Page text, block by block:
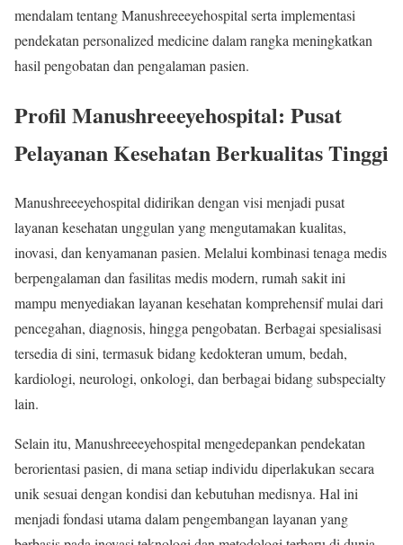
mendalam tentang Manushreeeyehospital serta implementasi
pendekatan personalized medicine dalam rangka meningkatkan
hasil pengobatan dan pengalaman pasien.
Profil Manushreeeyehospital: Pusat
Pelayanan Kesehatan Berkualitas Tinggi
Manushreeeyehospital didirikan dengan visi menjadi pusat
layanan kesehatan unggulan yang mengutamakan kualitas,
inovasi, dan kenyamanan pasien. Melalui kombinasi tenaga medis
berpengalaman dan fasilitas medis modern, rumah sakit ini
mampu menyediakan layanan kesehatan komprehensif mulai dari
pencegahan, diagnosis, hingga pengobatan. Berbagai spesialisasi
tersedia di sini, termasuk bidang kedokteran umum, bedah,
kardiologi, neurologi, onkologi, dan berbagai bidang subspecialty
lain.
Selain itu, Manushreeeyehospital mengedepankan pendekatan
berorientasi pasien, di mana setiap individu diperlakukan secara
unik sesuai dengan kondisi dan kebutuhan medisnya. Hal ini
menjadi fondasi utama dalam pengembangan layanan yang